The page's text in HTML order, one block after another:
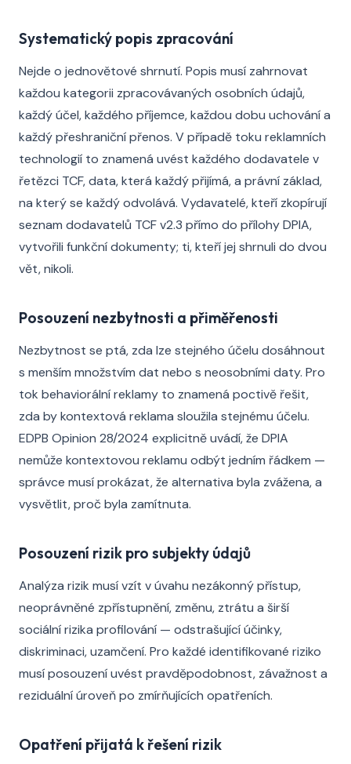
Systematický popis zpracování
Nejde o jednovětové shrnutí. Popis musí zahrnovat
každou kategorii zpracovávaných osobních údajů,
každý účel, každého příjemce, každou dobu uchování a
každý přeshraniční přenos. V případě toku reklamních
technologií to znamená uvést každého dodavatele v
řetězci TCF, data, která každý přijímá, a právní základ,
na který se každý odvolává. Vydavatelé, kteří zkopírují
seznam dodavatelů TCF v2.3 přímo do přílohy DPIA,
vytvořili funkční dokumenty; ti, kteří jej shrnuli do dvou
vět, nikoli.
Posouzení nezbytnosti a přiměřenosti
Nezbytnost se ptá, zda lze stejného účelu dosáhnout
s menším množstvím dat nebo s neosobními daty. Pro
tok behaviorální reklamy to znamená poctivě řešit,
zda by kontextová reklama sloužila stejnému účelu.
EDPB Opinion 28/2024 explicitně uvádí, že DPIA
nemůže kontextovou reklamu odbýt jedním řádkem —
správce musí prokázat, že alternativa byla zvážena, a
vysvětlit, proč byla zamítnuta.
Posouzení rizik pro subjekty údajů
Analýza rizik musí vzít v úvahu nezákonný přístup,
neoprávněné zpřístupnění, změnu, ztrátu a širší
sociální rizika profilování — odstrašující účinky,
diskriminaci, uzamčení. Pro každé identifikované riziko
musí posouzení uvést pravděpodobnost, závažnost a
reziduální úroveň po zmírňujících opatřeních.
Opatření přijatá k řešení rizik